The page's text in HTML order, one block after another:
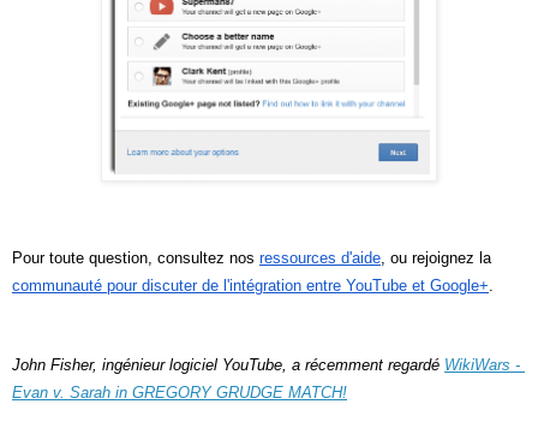
Pour toute question, consultez nos ressources d'aide
communauté pour discuter de l'intégration entre YouTube et Google+
John Fisher, ingénieur logiciel YouTube, a récemment regardé WikiWars -
Evan v. Sarah in GREGORY GRUDGE MATCH!